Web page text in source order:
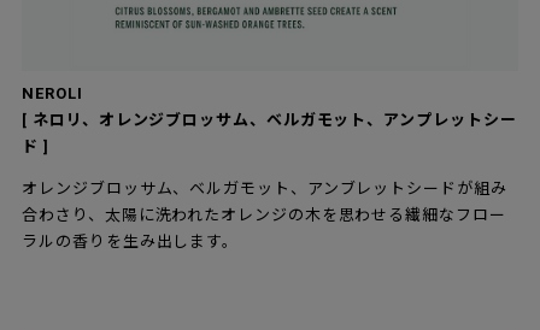
NEROLI
[ ネロリ、オレンジブロッサム、ベルガモット、アンプレットシー
ド ]
オレンジブロッサム、ベルガモット、アンブレットシードが組み
合わさり、太陽に洗われたオレンジの木を思わせる繊細なフロー
ラルの香りを生み出します。